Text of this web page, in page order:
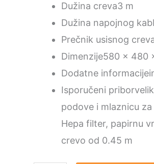
Dužina creva3 m
Dužina napojnog
Prečnik usisnog
Dimenzije580 x 480
Dodatne informacije
Isporučeni pribor
podove i mlaznicu
Hepa filter, papirnu
crevo od 0.45 m